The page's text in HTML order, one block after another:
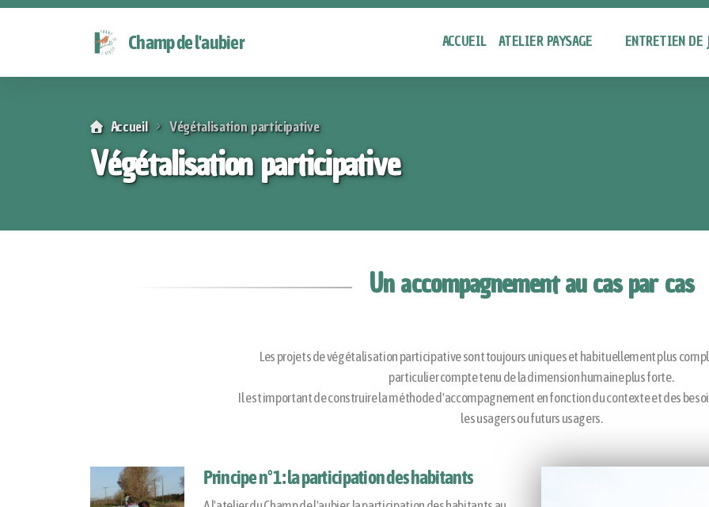
Champ de l'aubier ACCUEIL ATELIER PAYSAGE ENTRETIEN DE
Accueil Végétalisation participative
Végétalisation participative
Un accompagnement au cas par cas
Les projets de végétalisation participative sont toujours uniques et habituellement plus
particulier compte tenu de la dimension humaine plus forte.
Il est important de construire la méthode d'accompagnement en fonction du contexte et des
les usagers ou futurs usagers.
Principe n°1 : la participation des habitants